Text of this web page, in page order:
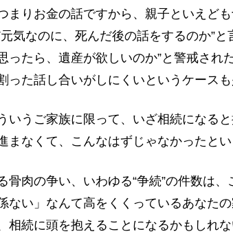
まりお金の話ですから、親子といえど
元気なのに、死んだ後の話をするのか”
ったら、遺産が欲しいのか”と警戒され
った話し合いがしにくいというケースも
いうご家族に限って、いざ相続になる
まなくて、こんなはずじゃなかったとい
肉の争い、いわゆる“争続”の件数は、
ない」なんて高をくくっているあなた
相続に頭を抱えることになるかもしれな